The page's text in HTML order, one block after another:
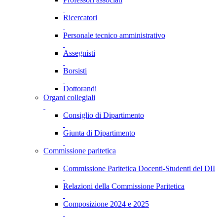
Ricercatori
Personale tecnico amministrativo
Assegnisti
Borsisti
Dottorandi
Organi collegiali
Consiglio di Dipartimento
Giunta di Dipartimento
Commissione paritetica
Commissione Paritetica Docenti-Studenti del DII
Relazioni della Commissione Paritetica
Composizione 2024 e 2025